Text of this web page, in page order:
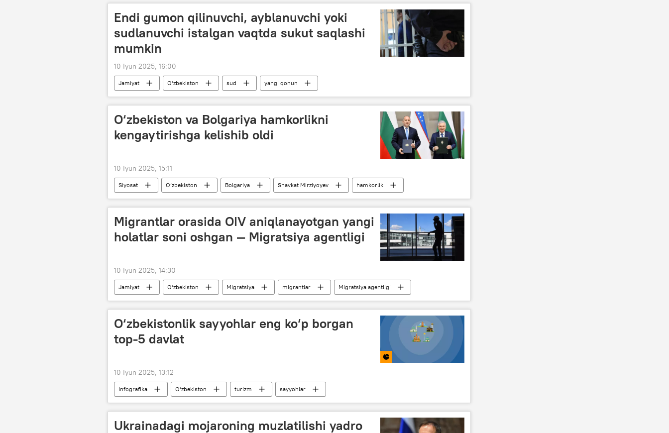
Endi gumon qilinuvchi, ayblanuvchi yoki
sudlanuvchi istalgan vaqtda sukut saqlashi
mumkin
10 Iyun 2025, 16:00
Jamiyat O‘zbekiston sud yangi qonun
O‘zbekiston va Bolgariya hamkorlikni
kengaytirishga kelishib oldi
10 Iyun 2025, 15:11
Siyosat O‘zbekiston Bolgariya Shavkat Mirziyoyev hamkorlik
Migrantlar orasida OIV aniqlanayotgan yangi
holatlar soni oshgan — Migratsiya agentligi
10 Iyun 2025, 14:30
Jamiyat O‘zbekiston Migratsiya migrantlar
Migratsiya agentligi
Oliy Majlis Qonunchilik palatasi
O‘zbekistonlik sayyohlar eng ko‘p borgan
top-5 davlat
10 Iyun 2025, 13:12
Infografika O‘zbekiston turizm sayyohlar
Ukrainadagi mojaroning muzlatilishi yadro